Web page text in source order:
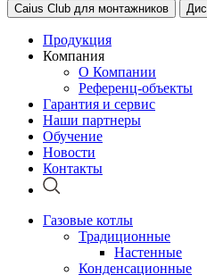
Caius Club для монтажников
Продукция
Компания
О Компании
Референц-объекты
Гарантия и сервис
Наши партнеры
Обучение
Новости
Контакты
Газовые котлы
Традиционные
Настенные
Конденсационные